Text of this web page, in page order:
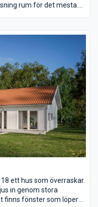
rum för det mesta.
ett hus som överraskar.
in genom stora
finns fönster som löper